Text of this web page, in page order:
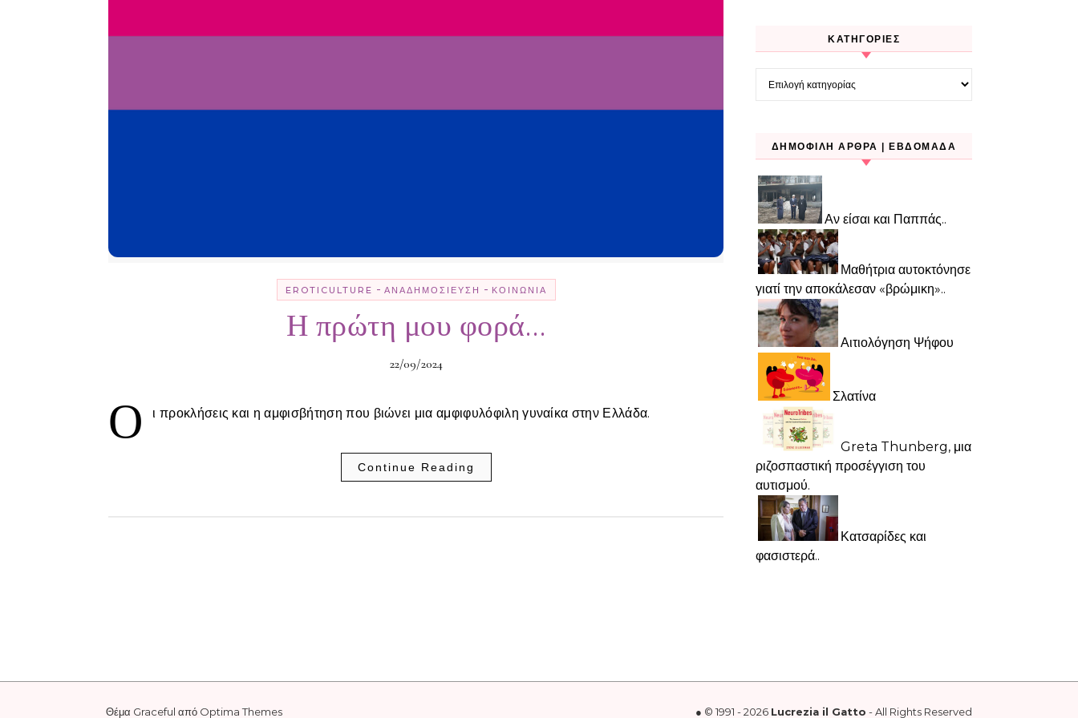
EROTICULTURE - ΑΝΑΔΗΜΟΣΊΕΥΣΗ - ΚΟΙΝΩΝΊΑ
Η πρώτη μου φορά…
22/09/2024
Ο ι προκλήσεις και η αμφισβήτηση που βιώνει μια αμφιφυλόφιλη γυναίκα στην Ελλάδα.
Continue Reading
KΑΤΗΓΟΡΊΕΣ
Kατηγορίες
ΔΗΜΟΦΙΛΉ ΆΡΘΡΑ | ΕΒΔΟΜΆΔΑ
Αν είσαι και Παππάς..
Μαθήτρια αυτοκτόνησε
γιατί την αποκάλεσαν «βρώμικη»..
Αιτιολόγηση Ψήφου
Σλατίνα
Greta Thunberg, μια
ριζοσπαστική προσέγγιση του
αυτισμού.
Κατσαρίδες και
φασιστερά..
● © 1991 - 2026 Lucrezia il Gatto - All Rights Reserved
Θέμα Graceful από Optima Themes